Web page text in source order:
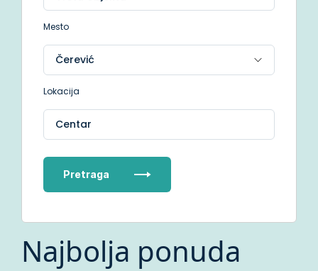
Mesto
Lokacija
Centar
Pretraga
Najbolja ponuda